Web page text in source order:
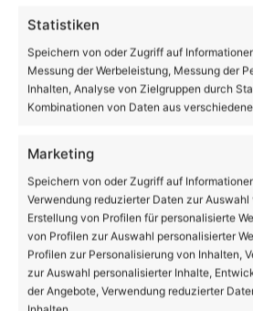
Statistiken
Speichern von oder Zugriff auf
Messung der Werbeleistung, Messung der
Inhalten, Analyse von Zielgruppen durch
Kombinationen von Daten aus
Marketing
Speichern von oder Zugriff auf
Verwendung reduzierter Daten zur Auswahl
Erstellung von Profilen für personalisierte
von Profilen zur Auswahl personalisierter
Profilen zur Personalisierung von Inhalten,
zur Auswahl personalisierter Inhalte,
der Angebote, Verwendung reduzierter
Danke dafür!
18.419
AppNutzer
1.708
Follower
Stellenanzeige der